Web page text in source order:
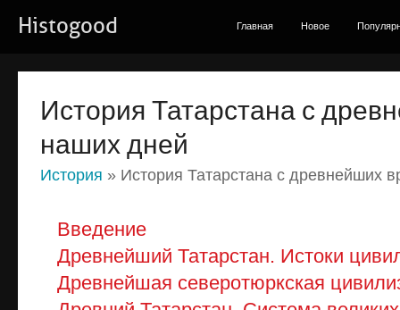
Histogood Главная Новое
История Татарстана с
наших дней
История » История Татарстана с древнейших
Введение
Древнейший Татарстан. Истоки
Древнейшая северотюркская